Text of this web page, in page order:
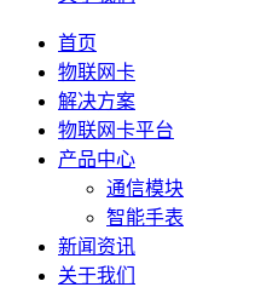
首页
物联网卡
解决方案
物联网卡平台
产品中心
通信模块
智能手表
新闻资讯
关于我们